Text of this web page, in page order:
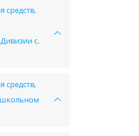
средств,
с.
средств,